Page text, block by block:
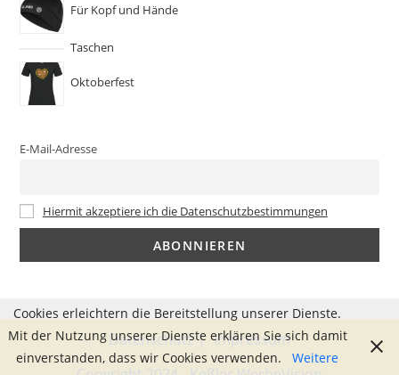
Für Kopf und Hände
Taschen
Oktoberfest
E-Mail-Adresse
Hiermit akzeptiere ich die Datenschutzbestimmungen
Datenschutz
Impressum
Cookies erleichtern die Bereitstellung unserer Dienste.
Mit der Nutzung unserer Dienste erklären Sie sich damit
einverstanden, dass wir Cookies verwenden.
Weitere